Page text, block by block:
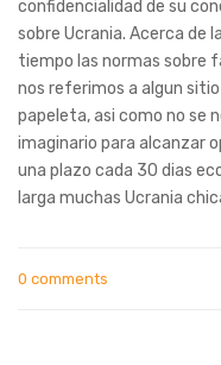
confidencialidad de su
sobre Ucrania. Acerca de
tiempo las normas sobre
nos referimos a algun
papeleta, asi­ como no se
imaginario para alcanzar
una plazo cada 30 dias
larga muchas Ucrania
0 comments